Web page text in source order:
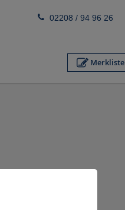
02208 / 94 96 26
Merkliste